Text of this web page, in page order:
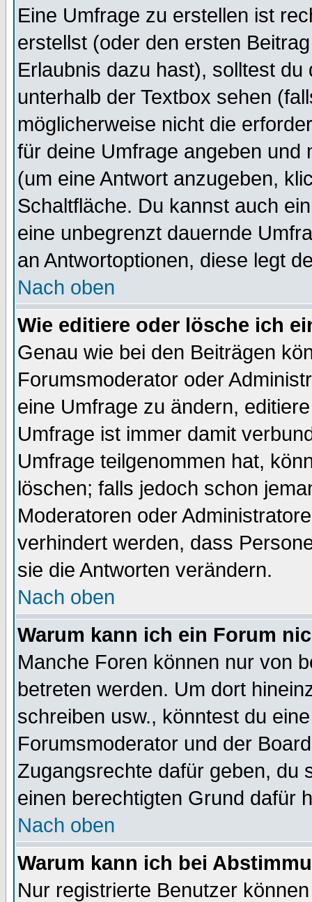
Eine Umfrage zu erstellen ist
erstellst (oder den ersten
Erlaubnis dazu hast), solltest
unterhalb der Textbox sehen
möglicherweise nicht die
für deine Umfrage angeben und
(um eine Antwort anzugeben,
Schaltfläche. Du kannst auch
eine unbegrenzt dauernde
an Antwortoptionen, diese legt
Nach oben
Wie editiere oder lösche ich
Genau wie bei den Beiträgen
Forumsmoderator oder
eine Umfrage zu ändern,
Umfrage ist immer damit
Umfrage teilgenommen hat,
löschen; falls jedoch schon
Moderatoren oder
verhindert werden, dass
sie die Antworten verändern.
Nach oben
Warum kann ich ein Forum
Manche Foren können nur von
betreten werden. Um dort
schreiben usw., könntest du
Forumsmoderator und der
Zugangsrechte dafür geben, du
einen berechtigten Grund dafür
Nach oben
Warum kann ich bei
Nur registrierte Benutzer